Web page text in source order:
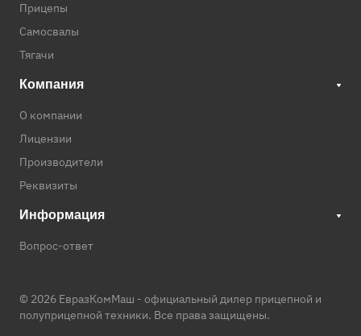
Прицепы
Самосвалы
Тягачи
Компания
О компании
Лицензии
Производители
Реквизиты
Информация
Вопрос-ответ
© 2026 ЕвразКомМаш - официальный дилер прицепной и
полуприцепной техники. Все права защищены.